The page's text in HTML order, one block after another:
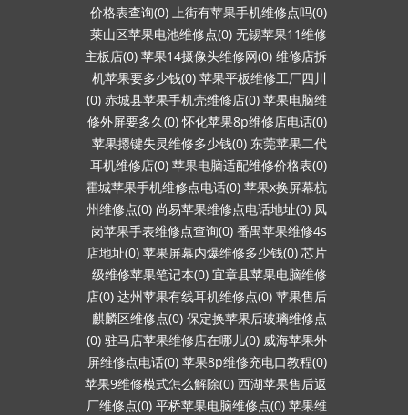
价格表查询(0) 上街有苹果手机维修点吗(0)
莱山区苹果电池维修点(0) 无锡苹果11维修
主板店(0) 苹果14摄像头维修网(0) 维修店拆
机苹果要多少钱(0) 苹果平板维修工厂四川
(0) 赤城县苹果手机壳维修店(0) 苹果电脑维
修外屏要多久(0) 怀化苹果8p维修店电话(0)
苹果摁键失灵维修多少钱(0) 东莞苹果二代
耳机维修店(0) 苹果电脑适配维修价格表(0)
霍城苹果手机维修点电话(0) 苹果x换屏幕杭
州维修点(0) 尚易苹果维修点电话地址(0) 凤
岗苹果手表维修点查询(0) 番禺苹果维修4s
店地址(0) 苹果屏幕内爆维修多少钱(0) 芯片
级维修苹果笔记本(0) 宜章县苹果电脑维修
店(0) 达州苹果有线耳机维修点(0) 苹果售后
麒麟区维修点(0) 保定换苹果后玻璃维修点
(0) 驻马店苹果维修店在哪儿(0) 威海苹果外
屏维修点电话(0) 苹果8p维修充电口教程(0)
苹果9维修模式怎么解除(0) 西湖苹果售后返
厂维修点(0) 平桥苹果电脑维修点(0) 苹果维